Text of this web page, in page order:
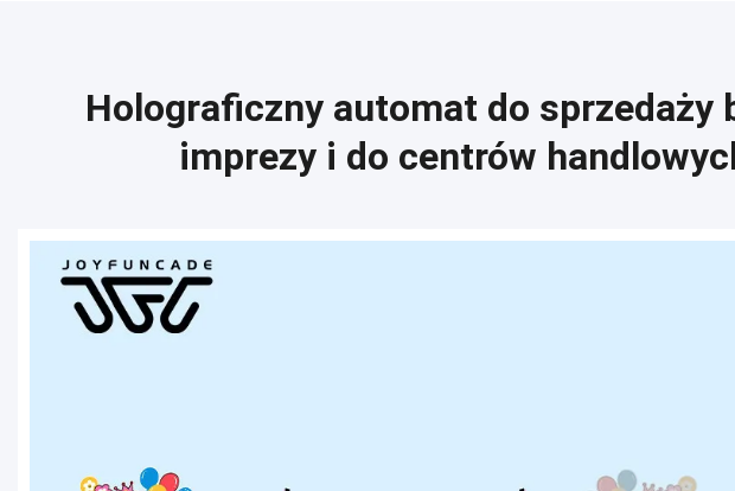
Holograficzny automat do sprzedaży
imprezy i do centrów